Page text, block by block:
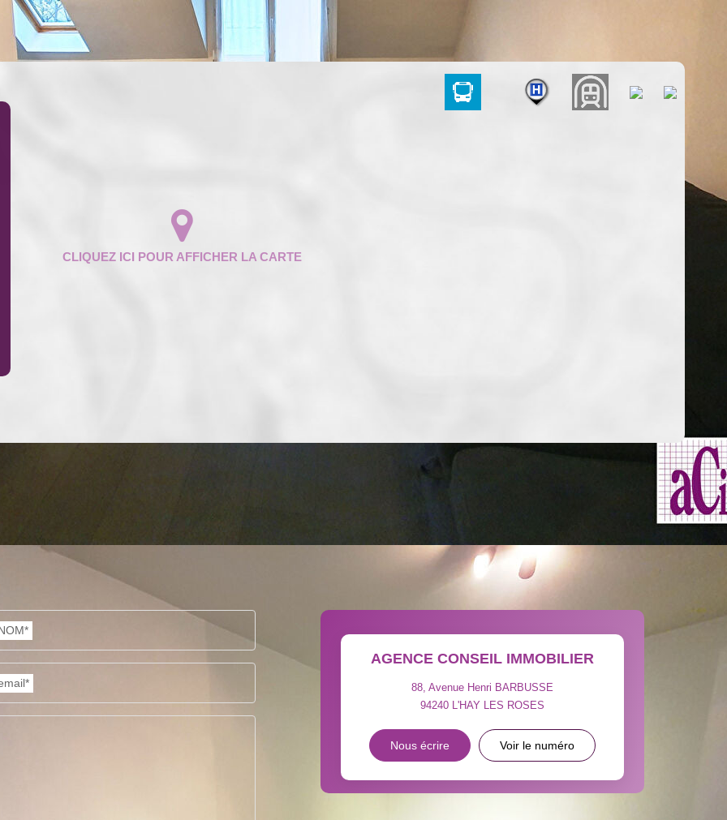
PART DES MÉNAGES SANS VOITURE
ECOLES ET CRÈCHES
COMMERCES
AGENCE CONSEIL IMMOBILIER
88, Avenue Henri BARBUSSE
94240 L'HAY LES ROSES
Nous écrire Voir le numéro